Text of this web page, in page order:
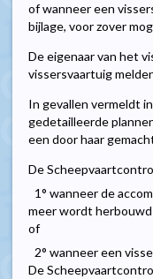
of wanneer een
bijlage, voor zover
De eigenaar van het
vissersvaartuig
In gevallen vermeldt
gedetailleerde
een door haar
De
1° wanneer de
meer wordt
of
2° wanneer een
De